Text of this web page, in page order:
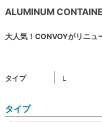
ALUMINUM
大人気！CONVOYがリニュ
タイプ L
タイプ